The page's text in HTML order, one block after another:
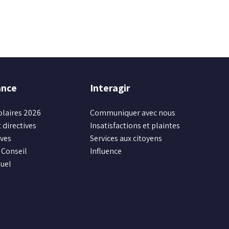
2026
Interagir
Communiquer avec nous
Insatisfactions et plaintes
Services aux citoyens
Influence